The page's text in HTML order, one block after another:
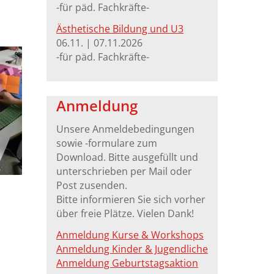
-für päd. Fachkräfte-
Ästhetische Bildung und U3
06.11. | 07.11.2026
-für päd. Fachkräfte-
Anmeldung
Unsere Anmeldebedingungen
sowie -formulare zum
Download. Bitte ausgefüllt und
unterschrieben per Mail oder
Post zusenden.
Bitte informieren Sie sich vorher
über freie Plätze. Vielen Dank!
Anmeldung Kurse & Workshops
Anmeldung Kinder & Jugendliche
Anmeldung Geburtstagsaktion